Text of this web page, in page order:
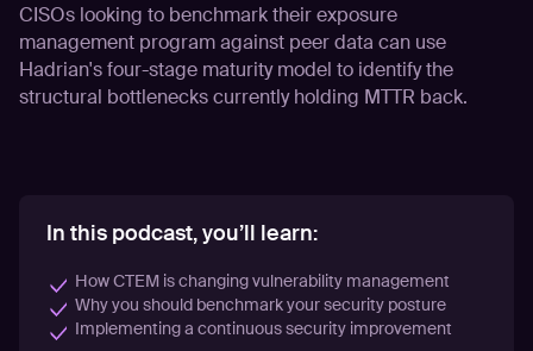
CISOs looking to benchmark their exposure
management programagainst peer data can use
Hadrian's four-stage maturity model to identify the
structural bottlenecks currently holding MTTR back.
Play
In this podcast, you’ll learn:
How CTEM is changing vulnerability management
Why you should benchmark your security posture
Implementing a continuous security improvement